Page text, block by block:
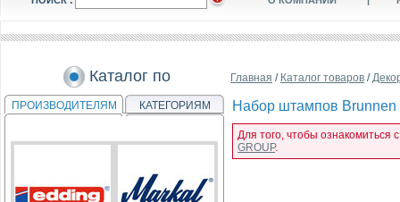
Каталог по
ПРОИЗВОДИТЕЛЯМ КАТЕГОРИЯМ
Главная / Каталог товаров /
Набор штампов Brunnen
Для того, чтобы ознакомиться
GROUP.